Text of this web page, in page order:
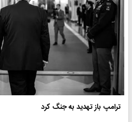
ترامپ باز تهدید به جنگ کرد